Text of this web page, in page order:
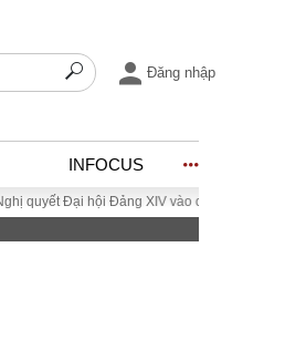
Đăng nhập
INFOCUS
SỐNG
Đại hội Đảng XIV vào cuộc sống